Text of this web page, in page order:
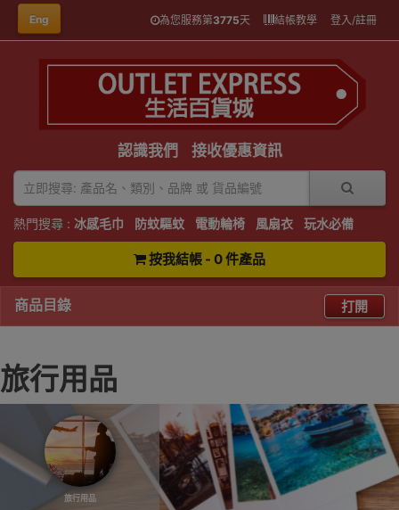
Eng 為您服務第3775天 結帳教學 登入/註冊
認識我們 接收優惠資訊
熱門搜尋 : 冰感毛巾 防蚊驅蚊 電動輪椅 風扇衣 玩水必備
按我結帳 - 0 件產品
商品目錄 打開
旅行用品
旅行用品